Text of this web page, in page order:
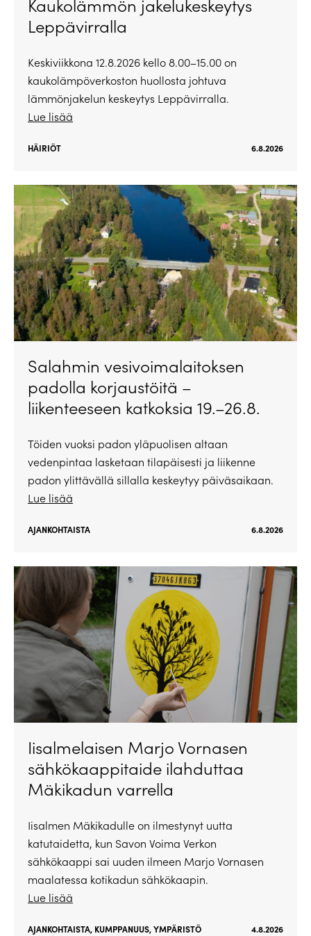
Kaukolämmön jakelukeskeytys
Leppävirralla
Keskiviikkona 12.8.2026 kello 8.00–15.00 on
kaukolämpöverkoston huollosta johtuva
lämmönjakelun keskeytys Leppävirralla.
Lue lisää
HÄIRIÖT 6.8.2026
Salahmin vesivoimalaitoksen
padolla korjaustöitä –
liikenteeseen katkoksia 19.–26.8.
Töiden vuoksi padon yläpuolisen altaan
vedenpintaa lasketaan tilapäisesti ja liikenne
padon ylittävällä sillalla keskeytyy päiväsaikaan.
Lue lisää
AJANKOHTAISTA 6.8.2026
Iisalmelaisen Marjo Vornasen
sähkökaappitaide ilahduttaa
Mäkikadun varrella
Iisalmen Mäkikadulle on ilmestynyt uutta
katutaidetta, kun Savon Voima Verkon
sähkökaappi sai uuden ilmeen Marjo Vornasen
maalatessa kotikadun sähkökaapin.
Lue lisää
AJANKOHTAISTA, KUMPPANUUS,YMPÄRISTÖ 4.8.2026